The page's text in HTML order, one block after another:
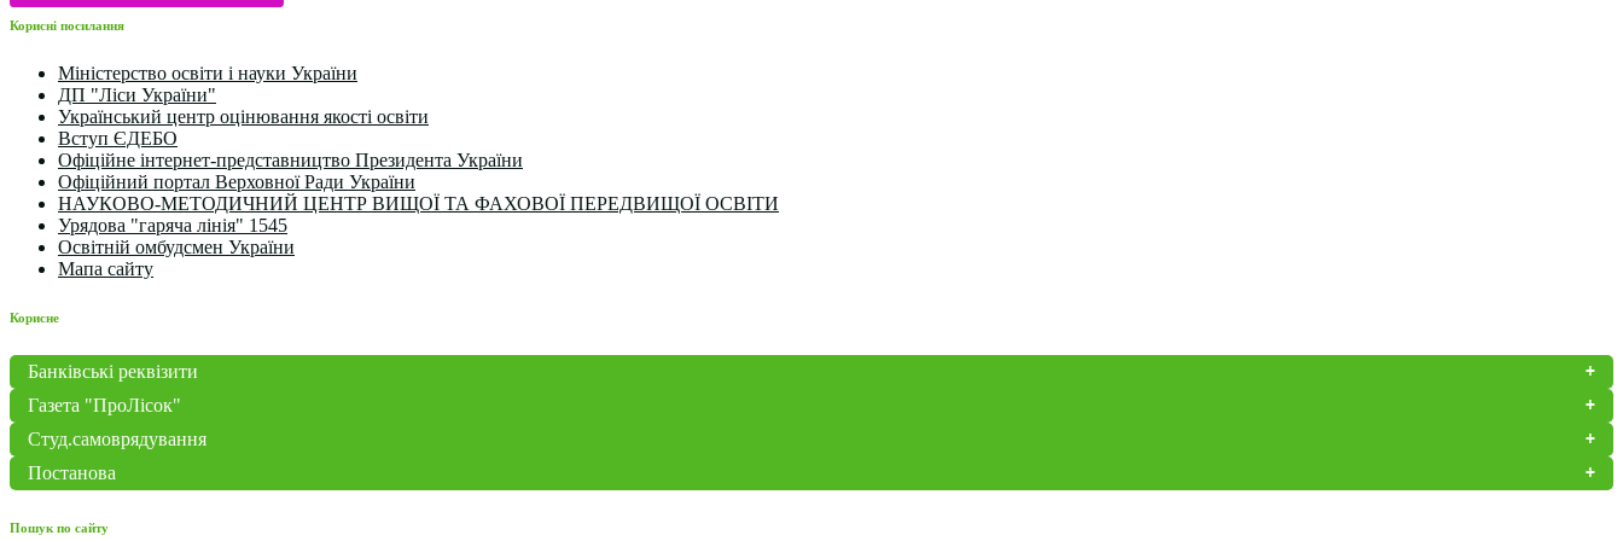
Корисні посилання
Міністерство освіти і науки України
ДП "Ліси України"
Український центр оцінювання якості освіти
Вступ ЄДЕБО
Офіційне інтернет-представництво Президента України
Офіційний портал Верховної Ради України
НАУКОВО-МЕТОДИЧНИЙ ЦЕНТР ВИЩОЇ ТА ФАХОВОЇ ПЕРЕДВИЩОЇ ОСВІТИ
Урядова "гаряча лінія" 1545
Освітній омбудсмен України
Мапа сайту
Корисне
Банківські реквізити
Газета "ПроЛісок"
Студ.самоврядування
Постанова
Пошук по сайту